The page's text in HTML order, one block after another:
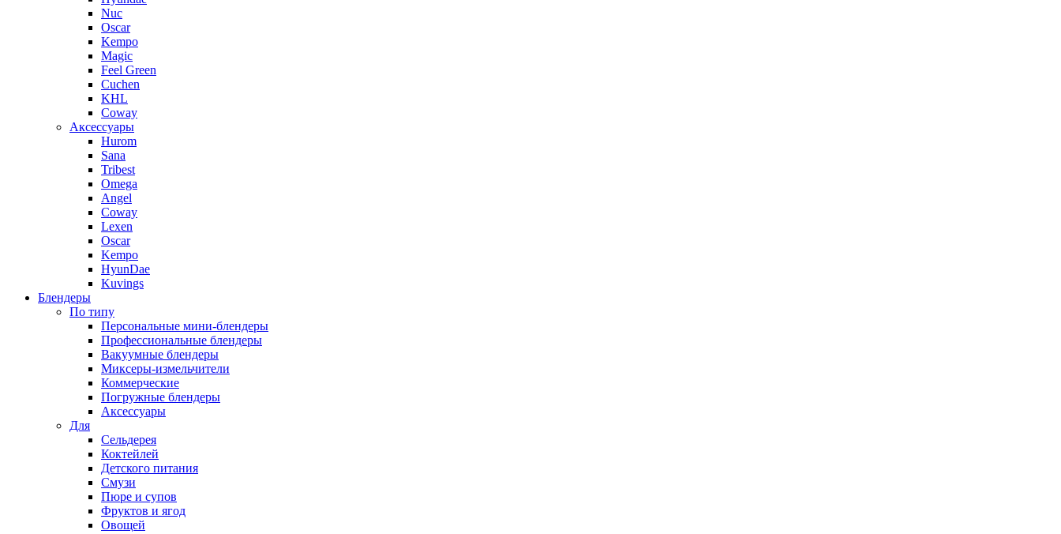
Nuc
Oscar
Kempo
Magic
Feel Green
Cuchen
KHL
Coway
Аксессуары
Hurom
Sana
Tribest
Omega
Angel
Coway
Lexen
Oscar
Kempo
HyunDae
Kuvings
Блендеры
По типу
Персональные мини-блендеры
Профессиональные блендеры
Вакуумные блендеры
Миксеры-измельчители
Коммерческие
Погружные блендеры
Аксессуары
Для
Сельдерея
Коктейлей
Детского питания
Смузи
Пюре и супов
Фруктов и ягод
Овощей